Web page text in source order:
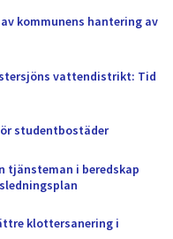
kommunens hantering av
vattendistrikt: Tid
studentbostäder
tjänsteman i beredskap
klottersanering i